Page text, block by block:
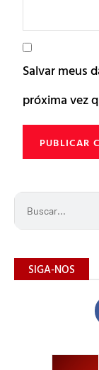
Salvar meus
próxima vez
SIGA-NOS